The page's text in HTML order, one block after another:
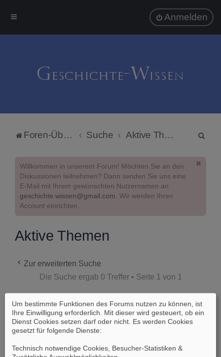
Anmelden
Foren-Übersicht Suche Aktive Themen
Willkommen in unserem Forum! Möchten Sie an den
Diskussionen teilnehmen? Dann senden Sie uns eine
E-Mail mit Ihrem gewünschten Nutzernamen an
geschichte.wissen@gmail.com. Wir werden Ihren
Account einrichten.
Aktive Themen
Zur erweiterten Suche
Die Suche ergab 0 Treffer • Seite 1 von 1
Es wurden keine passenden Ergebnisse
gefunden.
Um bestimmte Funktionen des Forums nutzen zu können, ist
Ihre Einwilligung erforderlich. Mit dieser wird gesteuert, ob ein
Dienst Cookies setzen darf oder nicht. Es werden Cookies
gesetzt für folgende Dienste:
Technisch notwendige Cookies, Besucher-Statistiken &